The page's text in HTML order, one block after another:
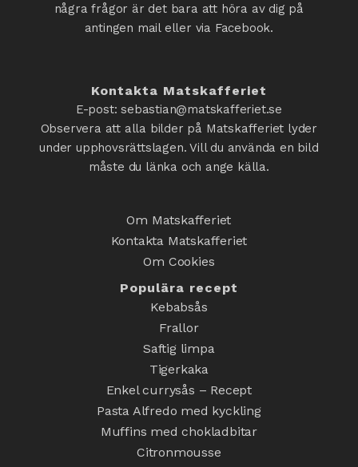
några frågor är det bara att höra av dig på
antingen mail eller via Facebook.
Kontakta Matskafferiet
E-post: sebastian@matskafferiet.se
Observera att alla bilder på Matskafferiet lyder
under upphovsrättslagen. Vill du använda en bild
måste du länka och ange källa.
Om Matskafferiet
Kontakta Matskafferiet
Om Cookies
Populära recept
Kebabsås
Frallor
Saftig limpa
Tigerkaka
Enkel currysås – Recept
Pasta Alfredo med kyckling
Muffins med chokladbitar
Citronmousse